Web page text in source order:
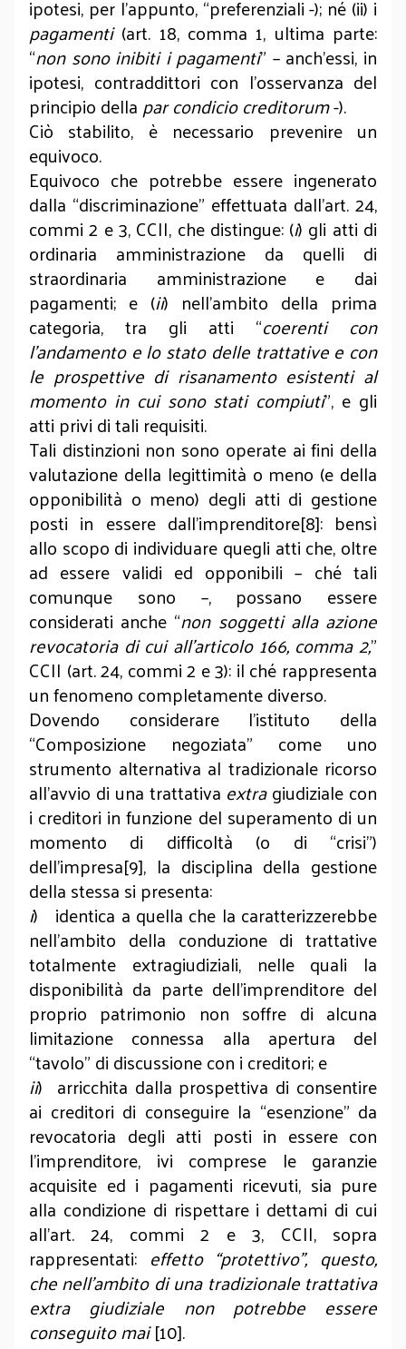
ipotesi, per l’appunto, “preferenziali -); né (ii) i
pagamenti (art. 18, comma 1, ultima parte:
“non sono inibiti i pagamenti” – anch’essi, in
ipotesi, contraddittori con l’osservanza del
principio dellapar condicio creditorum-).
Ciò stabilito, è necessario prevenire un
equivoco.
Equivoco che potrebbe essere ingenerato
dalla “discriminazione” effettuata dall’art. 24,
commi 2 e 3, CCII, che distingue: (i) gli atti di
ordinaria amministrazione da quelli di
straordinaria amministrazione e dai
pagamenti; e (ii) nel­l’ambito della prima
categoria, tra gli atti “coerenti con
l’andamento e lo stato delle trattative e con
le prospettive di risanamento esistenti al
momento in cui sono stati compiuti”, e gli
atti privi di tali requisiti.
Tali distinzioni non sono operate ai fini della
valutazione della legittimità o meno (e della
opponibilità o meno) degli atti di gestione
posti in essere dal­l’im­prenditore[8]: bensì
allo scopo di individuare quegli atti che, oltre
ad essere validi ed opponibili – ché tali
comunque sono –, possano essere
considerati anche “non soggetti alla azione
revocatoria di cui all’articolo 166, comma 2,”
CCII (art. 24, commi 2 e 3): il ché rappresenta
un fenomeno completamente diverso.
Dovendo considerare l’istituto della
“Composizione negoziata” come uno
strumento alternativa al tradizionale ricorso
all’avvio di una trattativa extragiudiziale con
i creditori in funzione del superamento di un
momento di difficoltà (o di “crisi”)
dell’impresa[9], la disciplina della gestione
della stessa si presenta:
i) identica a quella che la caratterizzerebbe
nell’ambito della conduzione di trattative
totalmente extragiudiziali, nelle quali la
disponibilità da parte dell’imprenditore del
proprio patrimonio non soffre di alcuna
limitazione connessa alla apertura del
“tavolo” di discussione con i creditori; e
ii) arricchita dalla prospettiva di consentire
ai creditori di conseguire la “esenzione” da
revocatoria degli atti posti in essere con
l’imprenditore, ivi comprese le garanzie
acquisite ed i pagamenti ricevuti, sia pure
alla condizione di rispettare i dettami di cui
all’art. 24, commi 2 e 3, CCII, sopra
rappresentati: effetto “protettivo”, questo,
che nell’ambito di una tradizionale trattativa
extra giudiziale non potrebbe essere
conseguito mai[10].